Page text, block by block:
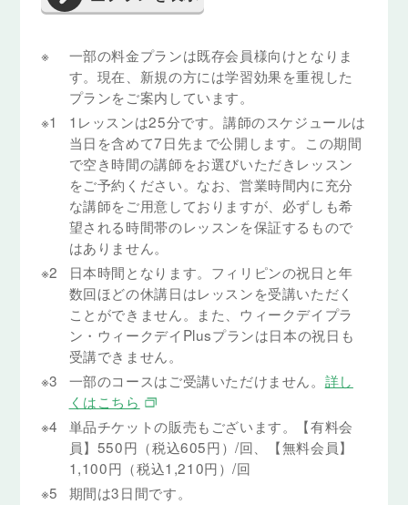
※
一部の料金プランは既存会員様向けとなりま
す。現在、新規の方には学習効果を重視した
プランをご案内しています。
※1
1レッスンは25分です。講師のスケジュールは
当日を含めて7日先まで公開します。この期間
で空き時間の講師をお選びいただきレッスン
をご予約ください。なお、営業時間内に充分
な講師をご用意しておりますが、必ずしも希
望される時間帯のレッスンを保証するもので
はありません。
※2
日本時間となります。フィリピンの祝日と年
数回ほどの休講日はレッスンを受講いただく
ことができません。また、ウィークデイプラ
ン・ウィークデイPlusプランは日本の祝日も
受講できません。
※3
一部のコースはご受講いただけません。 詳し
くはこちら
※4
単品チケットの販売もございます。【有料会
員】550円（税込605円）/回、【無料会員】
1,100円（税込1,210円）/回
※5
期間は3日間です。